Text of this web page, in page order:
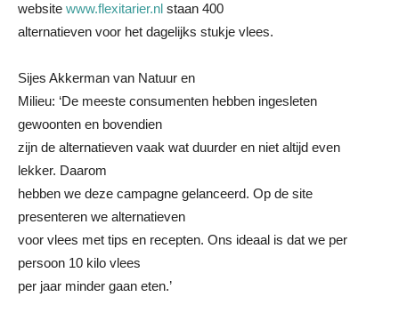
website www.flexitarier.nl staan 400
alternatieven voor het dagelijks stukje vlees.
Sijes Akkerman van Natuur en
Milieu: ‘De meeste consumenten hebben ingesleten
gewoonten en bovendien
zijn de alternatieven vaak wat duurder en niet altijd even
lekker. Daarom
hebben we deze campagne gelanceerd. Op de site
presenteren we alternatieven
voor vlees met tips en recepten. Ons ideaal is dat we per
persoon 10 kilo vlees
per jaar minder gaan eten.’